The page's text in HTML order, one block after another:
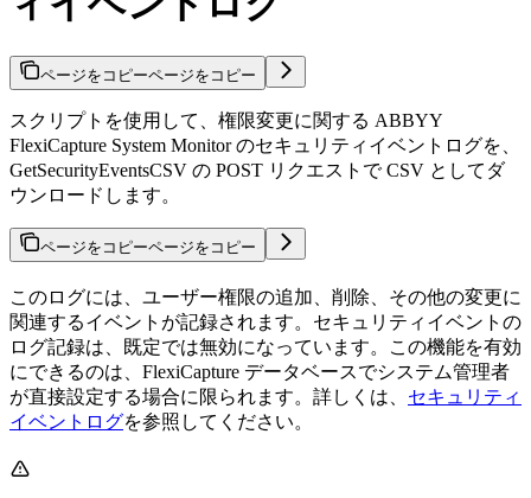
ページをコピーページをコピー
スクリプトを使用して、権限変更に関する ABBYY
FlexiCapture System Monitor のセキュリティイベントログを、
GetSecurityEventsCSV の POST リクエストで CSV としてダ
ウンロードします。
ページをコピーページをコピー
このログには、ユーザー権限の追加、削除、その他の変更に
関連するイベントが記録されます。セキュリティイベントの
ログ記録は、既定では無効になっています。この機能を有効
にできるのは、FlexiCapture データベースでシステム管理者
が直接設定する場合に限られます。詳しくは、 セキュリティ
イベントログを参照してください。